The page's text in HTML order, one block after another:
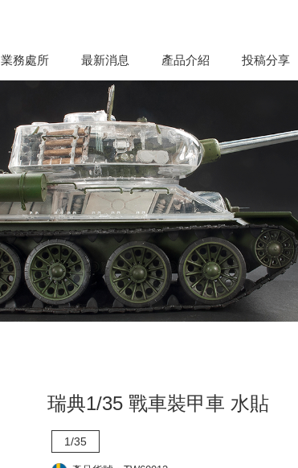
業務處所 最新消息 產品介紹 投稿分享
瑞典1/35 戰車裝甲車 水貼
1/35